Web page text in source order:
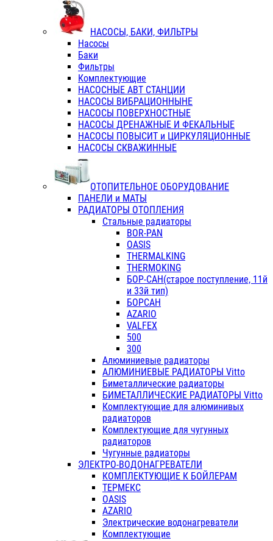
НАСОСЫ, БАКИ, ФИЛЬТРЫ
Насосы
Баки
Фильтры
Комплектующие
НАСОСНЫЕ АВТ СТАНЦИИ
НАСОСЫ ВИБРАЦИОННЫНЕ
НАСОСЫ ПОВЕРХНОСТНЫЕ
НАСОСЫ ДРЕНАЖНЫЕ И ФЕКАЛЬНЫЕ
НАСОСЫ ПОВЫСИТ и ЦИРКУЛЯЦИОННЫЕ
НАСОСЫ СКВАЖИННЫЕ
ОТОПИТЕЛЬНОЕ ОБОРУДОВАНИЕ
ПАНЕЛИ и МАТЫ
РАДИАТОРЫ ОТОПЛЕНИЯ
Стальные радиаторы
BOR-PAN
OASIS
THERMALKING
THERMOKING
БОР-САН(старое поступление, 11й
и 33й тип)
БОРСАН
AZARIO
VALFEX
500
300
Алюминиевые радиаторы
АЛЮМИНИЕВЫЕ РАДИАТОРЫ Vitto
Биметаллические радиаторы
БИМЕТАЛЛИЧЕСКИЕ РАДИАТОРЫ Vitto
Комплектующие для алюминивых
радиаторов
Комплектующие для чугунных
радиаторов
Чугунные радиаторы
ЭЛЕКТРО-ВОДОНАГРЕВАТЕЛИ
КОМПЛЕКТУЮЩИЕ К БОЙЛЕРАМ
ТЕРМЕКС
OASIS
AZARIO
Электрические водонагреватели
Комплектующие